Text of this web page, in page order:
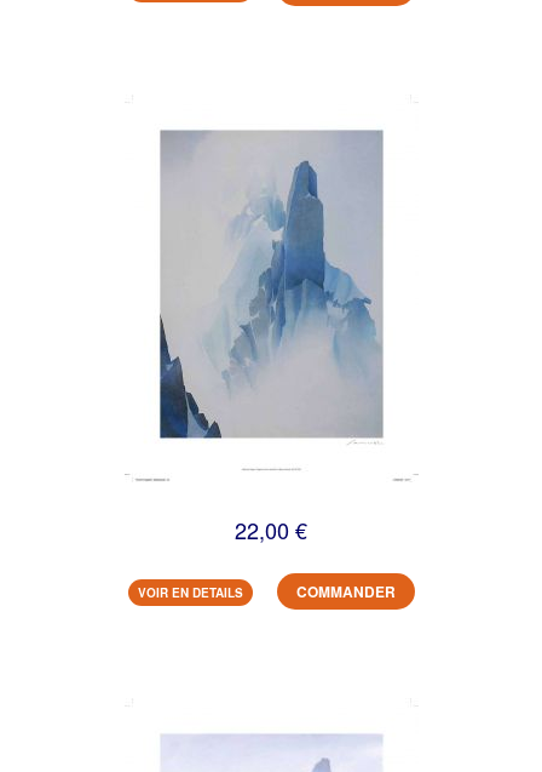
22,00 €
VOIR EN DETAILS COMMANDER